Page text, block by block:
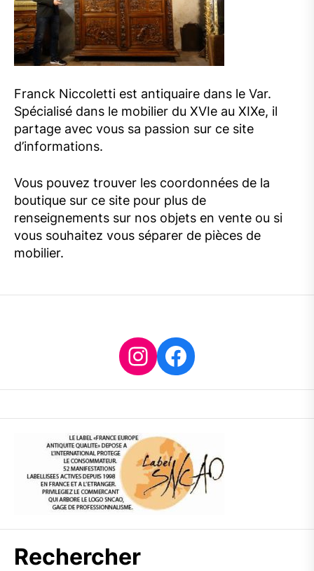
Franck Niccoletti est antiquaire dans le Var.
Spécialisé dans le mobilier du XVIe au XIXe, il
partage avec vous sa passion sur ce site
d’informations.
Vous pouvez trouver les coordonnées de la
boutique sur ce site pour plus de
renseignements sur nos objets en vente ou si
vous souhaitez vous séparer de pièces de
mobilier.
Instagram
Facebook
Rechercher